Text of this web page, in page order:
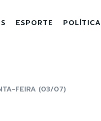
ESPORTE POLÍTICA
FEIRA (03/07)